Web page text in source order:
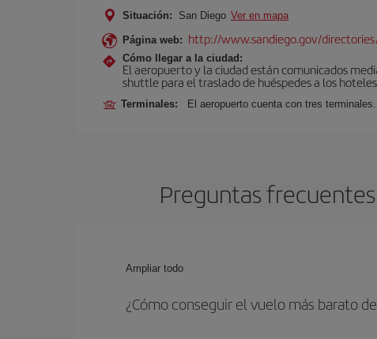
Situación: San Diego Ver en mapa
Página web: http://www.sandiego.gov/
Cómo llegar a la ciudad:
El aeropuerto y la ciudad están comunicados
shuttle para el traslado de huéspedes a los
Terminales: El aeropuerto cuenta con tres terminales.
Preguntas
Ampliar todo
¿Cómo conseguir el vuelo más barato